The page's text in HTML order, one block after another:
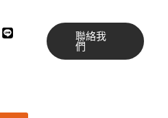
聯絡我
們
搜